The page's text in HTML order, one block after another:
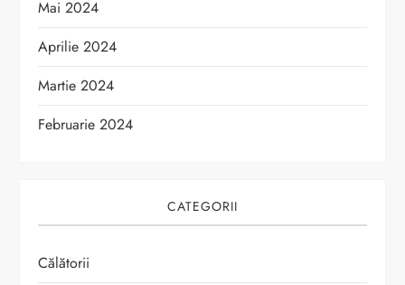
Mai 2024
Aprilie 2024
Martie 2024
Februarie 2024
CATEGORII
Călătorii